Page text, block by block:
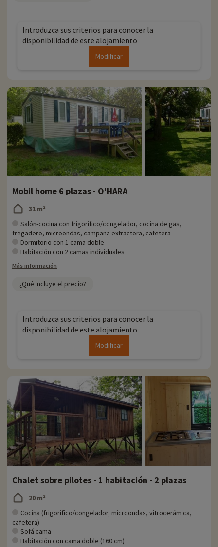
Introduzca sus criterios para conocer la
disponibilidad de este alojamiento
Modificar
Mobil home 6 plazas - O'HARA
31 m²
Salón-cocina con frigorífico/congelador, cocina de gas,
fregadero, microondas, campana extractora, cafetera
Dormitorio con 1 cama doble
Habitación con 2 camas individuales
Más información
¿Qué incluye el precio?
Introduzca sus criterios para conocer la
disponibilidad de este alojamiento
Modificar
Chalet sobre pilotes - 1 habitación - 2 plazas
20 m²
Cocina (frigorífico/congelador, microondas, vitrocerámica,
cafetera)
Sofá cama
Habitación con cama doble (160 cm)